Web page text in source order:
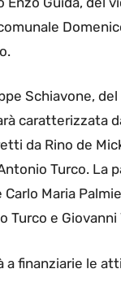
Schiavone,
caratterizzata
da Rino de
Turco. La
Maria
Turco e Giovanni
finanziarie le